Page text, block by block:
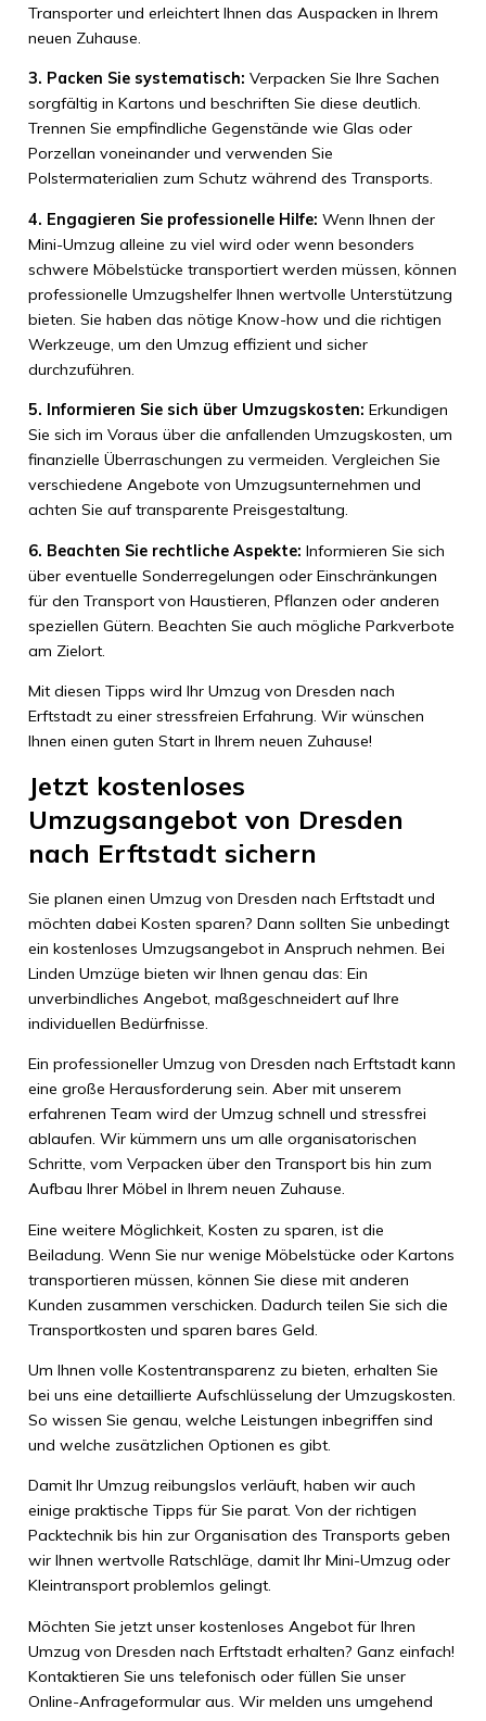
Transporter und erleichtert Ihnen das Auspacken in Ihrem
neuen Zuhause.
3. Packen Sie systematisch: Verpacken Sie Ihre Sachen
sorgfältig in Kartons und beschriften Sie diese deutlich.
Trennen Sie empfindliche Gegenstände wie Glas oder
Porzellan voneinander und verwenden Sie
Polstermaterialien zum Schutz während des Transports.
4. Engagieren Sie professionelle Hilfe: Wenn Ihnen der
Mini-Umzug alleine zu viel wird oder wenn besonders
schwere Möbelstücke transportiert werden müssen, können
professionelle Umzugshelfer Ihnen wertvolle Unterstützung
bieten. Sie haben das nötige Know-how und die richtigen
Werkzeuge, um den Umzug effizient und sicher
durchzuführen.
5. Informieren Sie sich über Umzugskosten: Erkundigen
Sie sich im Voraus über die anfallenden Umzugskosten, um
finanzielle Überraschungen zu vermeiden. Vergleichen Sie
verschiedene Angebote von Umzugsunternehmen und
achten Sie auf transparente Preisgestaltung.
6. Beachten Sie rechtliche Aspekte: Informieren Sie sich
über eventuelle Sonderregelungen oder Einschränkungen
für den Transport von Haustieren, Pflanzen oder anderen
speziellen Gütern. Beachten Sie auch mögliche Parkverbote
am Zielort.
Mit diesen Tipps wird Ihr Umzug von Dresden nach
Erftstadt zu einer stressfreien Erfahrung. Wir wünschen
Ihnen einen guten Start in Ihrem neuen Zuhause!
Jetzt kostenloses
Umzugsangebot von Dresden
nach Erftstadt sichern
Sie planen einen Umzug von Dresden nach Erftstadt und
möchten dabei Kosten sparen? Dann sollten Sie unbedingt
ein kostenloses Umzugsangebot in Anspruch nehmen. Bei
Linden Umzüge bieten wir Ihnen genau das: Ein
unverbindliches Angebot, maßgeschneidert auf Ihre
individuellen Bedürfnisse.
Ein professioneller Umzug von Dresden nach Erftstadt kann
eine große Herausforderung sein. Aber mit unserem
erfahrenen Team wird der Umzug schnell und stressfrei
ablaufen. Wir kümmern uns um alle organisatorischen
Schritte, vom Verpacken über den Transport bis hin zum
Aufbau Ihrer Möbel in Ihrem neuen Zuhause.
Eine weitere Möglichkeit, Kosten zu sparen, ist die
Beiladung. Wenn Sie nur wenige Möbelstücke oder Kartons
transportieren müssen, können Sie diese mit anderen
Kunden zusammen verschicken. Dadurch teilen Sie sich die
Transportkosten und sparen bares Geld.
Um Ihnen volle Kostentransparenz zu bieten, erhalten Sie
bei uns eine detaillierte Aufschlüsselung der Umzugskosten.
So wissen Sie genau, welche Leistungen inbegriffen sind
und welche zusätzlichen Optionen es gibt.
Damit Ihr Umzug reibungslos verläuft, haben wir auch
einige praktische Tipps für Sie parat. Von der richtigen
Packtechnik bis hin zur Organisation des Transports geben
wir Ihnen wertvolle Ratschläge, damit Ihr Mini-Umzug oder
Kleintransport problemlos gelingt.
Möchten Sie jetzt unser kostenloses Angebot für Ihren
Umzug von Dresden nach Erftstadt erhalten? Ganz einfach!
Kontaktieren Sie uns telefonisch oder füllen Sie unser
Online-Anfrageformular aus. Wir melden uns umgehend